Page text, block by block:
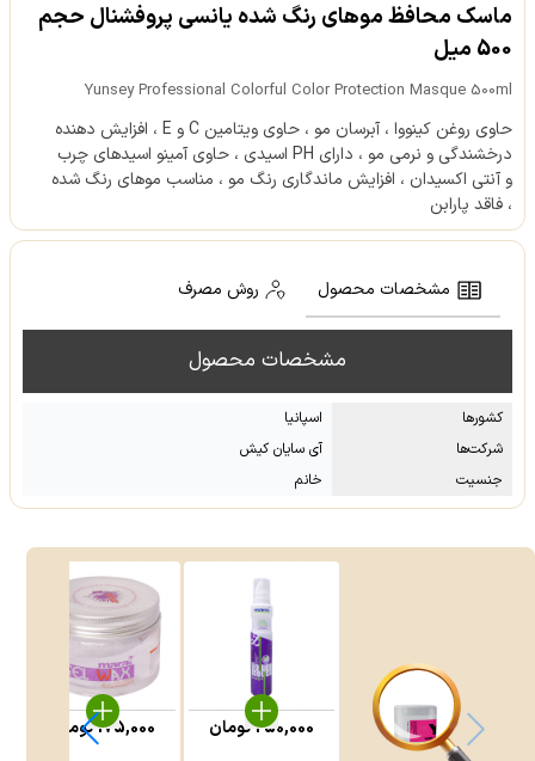
ماسک محافظ موهای رنگ شده یانسی پروفشنال حجم
500 میل
Yunsey Professional Colorful Color Protection Masque 500ml
حاوی روغن کینووا ، آبرسان مو ، حاوی ویتامین C و E ، افزایش دهنده
درخشندگی و نرمی مو ، دارای PH اسیدی ، حاوی آمینو اسیدهای چرب
و آنتی اکسیدان ، افزایش ماندگاری رنگ مو ، مناسب موهای رنگ شده
، فاقد پارابن
مشخصات محصول روش مصرف
مشخصات محصول
کشور‌ها
اسپانیا
شرکت‌ها
آی سایان کیش
جنسیت
خانم
250,000تومان 175,000تومان